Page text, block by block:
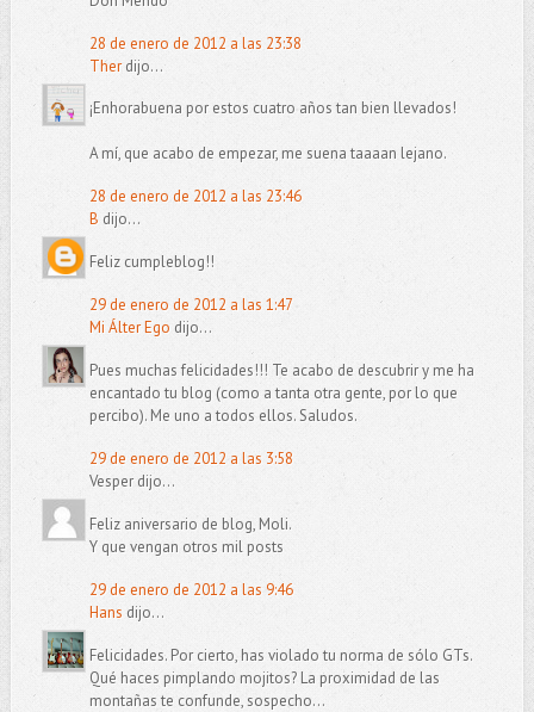
28 de enero de 2012 a las 23:38
Therdijo...
¡Enhorabuena por estos cuatro años tan bien llevados!
A mí, que acabo de empezar, me suena taaaan lejano.
28 de enero de 2012 a las 23:46
B dijo...
Feliz cumpleblog!!
29 de enero de 2012 a las 1:47
Mi Álter Ego dijo...
Pues muchas felicidades!!! Te acabo de descubrir y me ha
encantado tu blog (como a tanta otra gente, por lo que
percibo). Me uno a todos ellos. Saludos.
29 de enero de 2012 a las 3:58
Vesper dijo...
Feliz aniversario de blog, Moli.
Y que vengan otros mil posts
29 de enero de 2012 a las 9:46
Hans dijo...
Felicidades. Por cierto, has violado tu norma de sólo GTs.
Qué haces pimplando mojitos? La proximidad de las
montañas te confunde, sospecho...